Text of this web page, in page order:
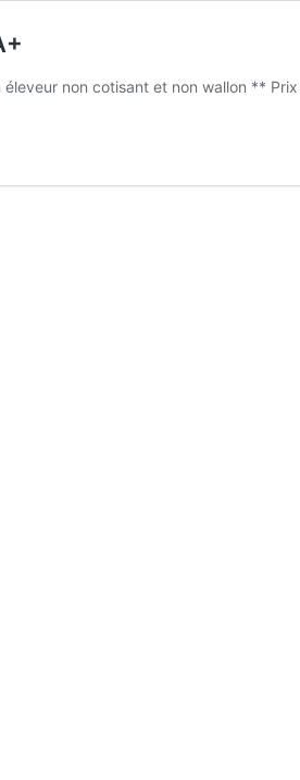
non cotisant et non wallon **